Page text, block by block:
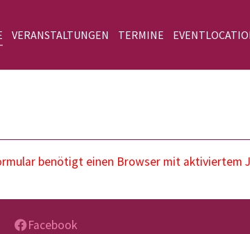
VERANSTALTUNGEN TERMINE
benötigt einen Browser mit aktiviertem
Facebook